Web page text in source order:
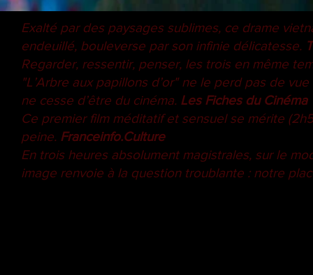
Exalté par des paysages sublimes, ce drame
endeuillé, bouleverse par son infinie délicatesse.
Regarder, ressentir, penser, les trois en même
"L’Arbre aux papillons d’or" ne le perd pas de
ne cesse d’être du cinéma. Les Fiches du Cinéma
Ce premier film méditatif et sensuel se mérite
peine. Franceinfo.Culture
En trois heures absolument magistrales, sur le
image renvoie à la question troublante : notre